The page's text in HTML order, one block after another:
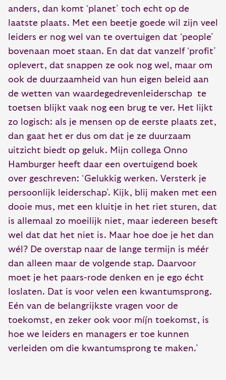
anders, dan komt ‘planet’ toch echt op de
laatste plaats. Met een beetje goede wil zijn veel
leiders er nog wel van te overtuigen dat ‘people’
bovenaan moet staan. En dat dat vanzelf ‘profit’
oplevert, dat snappen ze ook nog wel, maar om
ook de duurzaamheid van hun eigen beleid aan
de wetten van waardegedrevenleiderschap te
toetsen blijkt vaak nog een brug te ver. Het lijkt
zo logisch: als je mensen op de eerste plaats zet,
dan gaat het er dus om dat je ze duurzaam
uitzicht biedt op geluk. Mijn collega Onno
Hamburger heeft daar een overtuigend boek
over geschreven: ‘Gelukkig werken. Versterk je
persoonlijk leiderschap’. Kijk, blij maken met een
dooie mus, met een kluitje in het riet sturen, dat
is allemaal zo moeilijk niet, maar iedereen beseft
wel dat dat het niet is. Maar hoe doe je het dan
wél? De overstap naar de lange termijn is méér
dan alleen maar de volgende stap. Daarvoor
moet je het paars-rode denken en je ego écht
loslaten. Dat is voor velen een kwantumsprong.
Eén van de belangrijkste vragen voor de
toekomst, en zeker ook voor míjn toekomst, is
hoe we leiders en managers er toe kunnen
verleiden om die kwantumsprong te maken.’